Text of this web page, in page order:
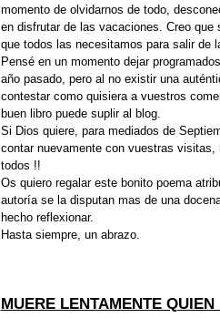
momento de olvidarnos de todo,
en disfrutar de las vacaciones. Creo que
que todos las necesitamos para salir de
Pensé en un momento dejar
año pasado, pero al no existir una
contestar como quisiera a vuestros
buen libro puede suplir al blog.
Si Dios quiere, para mediados de
contar nuevamente con vuestras visitas,
todos !!
Os quiero regalar este bonito poema
autoría se la disputan mas de una
hecho reflexionar.
Hasta siempre, un abrazo.
MUERE LENTAMENTE